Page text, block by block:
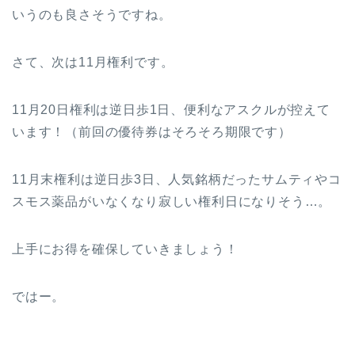
いうのも良さそうですね。
さて、次は11月権利です。
11月20日権利は逆日歩1日、便利なアスクルが控えて
います！（前回の優待券はそろそろ期限です）
11月末権利は逆日歩3日、人気銘柄だったサムティやコ
スモス薬品がいなくなり寂しい権利日になりそう…。
上手にお得を確保していきましょう！
ではー。